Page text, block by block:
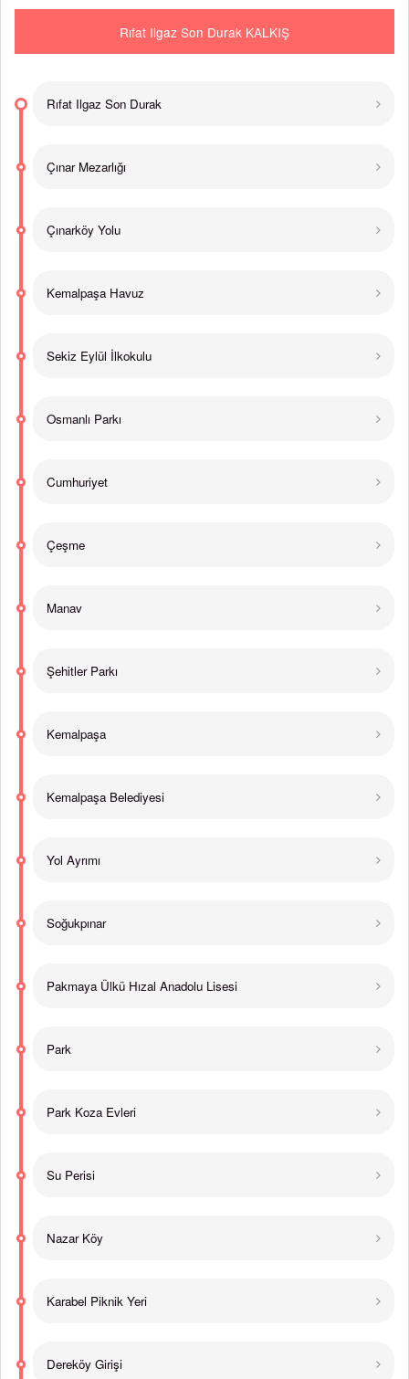
Rıfat Ilgaz Son Durak KALKIŞ
Rıfat Ilgaz Son Durak
Çınar Mezarlığı
Çınarköy Yolu
Kemalpaşa Havuz
Sekiz Eylül İlkokulu
Osmanlı Parkı
Cumhuriyet
Çeşme
Manav
Şehitler Parkı
Kemalpaşa
Kemalpaşa Belediyesi
Yol Ayrımı
Soğukpınar
Pakmaya Ülkü Hızal Anadolu Lisesi
Park
Park Koza Evleri
Su Perisi
Nazar Köy
Karabel Piknik Yeri
Dereköy Girişi